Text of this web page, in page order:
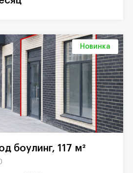
Новинка
боулинг, 117 м²